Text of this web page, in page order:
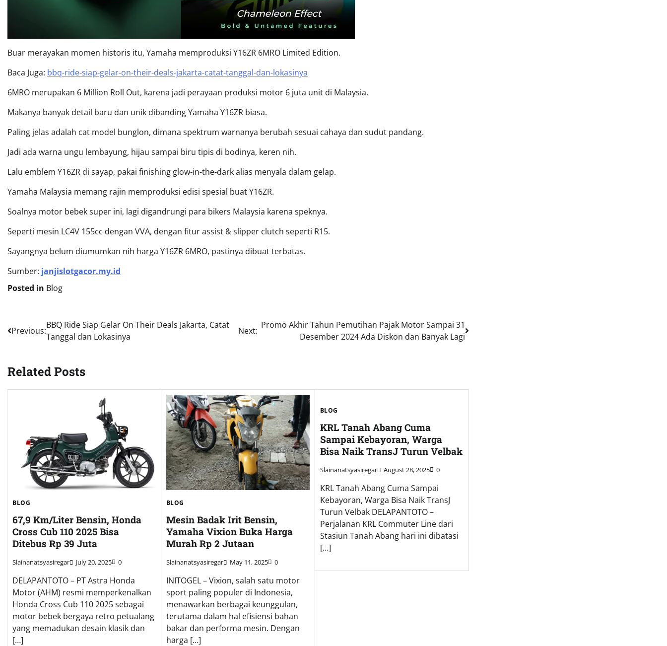
Buar merayakan momen historis itu, Yamaha memproduksi Y16ZR 6MRO Limited Edition.
Baca Juga: bbq-ride-siap-gelar-on-their-deals-jakarta-catat-tanggal-dan-lokasinya
6MRO merupakan 6 Million Roll Out, karena jadi perayaan produksi motor 6 juta unit di Malaysia.
Makanya banyak detail baru dan unik dibanding Yamaha Y16ZR biasa.
Paling jelas adalah cat model bunglon, dimana spektrum warnanya berubah sesuai cahaya dan sudut pandang.
Jadi ada warna ungu lembayung, hijau sampai biru tipis di bodinya, keren nih.
Lalu emblem Y16ZR di sayap, pakai finishing glow-in-the-dark alias menyala dalam gelap.
Yamaha Malaysia memang rajin memproduksi edisi spesial buat Y16ZR.
Soalnya motor bebek super ini, lagi digandrungi para bikers Malaysia karena speknya.
Seperti mesin LC4V 155cc dengan VVA, dengan fitur assist & slipper clutch seperti R15.
Sayangnya belum diumumkan nih harga Y16ZR 6MRO, pastinya dibuat terbatas.
Sumber: janjislotgacor.my.id
Posted in Blog
Post
navigation
Previous:
BBQ Ride Siap Gelar On Their Deals Jakarta, Catat
Tanggal dan Lokasinya
Next:
Promo Akhir Tahun Pemutihan Pajak Motor Sampai 31
Desember 2024 Ada Diskon dan Banyak Lagi
Related Posts
BLOG
67,9 Km/Liter Bensin, Honda
Cross Cub 110 2025 Bisa
Ditebus Rp 39 Juta
Slainanatsyasiregar July 20, 2025 0
DELAPANTOTO – PT Astra Honda
Motor (AHM) resmi memperkenalkan
Honda Cross Cub 110 2025 sebagai
motor bebek bergaya retro petualang
yang memadukan desain klasik dan
[…]
BLOG
Mesin Badak Irit Bensin,
Yamaha Vixion Buka Harga
Murah Rp 2 Jutaan
Slainanatsyasiregar May 11, 2025 0
INITOGEL – Vixion, salah satu motor
sport paling populer di Indonesia,
menawarkan berbagai keunggulan,
terutama dalam hal efisiensi bahan
bakar dan performa mesin. Dengan
harga […]
BLOG
KRL Tanah Abang Cuma
Sampai Kebayoran, Warga
Bisa Naik TransJ Turun Velbak
Slainanatsyasiregar August 28, 2025 0
KRL Tanah Abang Cuma Sampai
Kebayoran, Warga Bisa Naik TransJ
Turun Velbak DELAPANTOTO –
Perjalanan KRL Commuter Line dari
Stasiun Tanah Abang hari ini dibatasi
[…]